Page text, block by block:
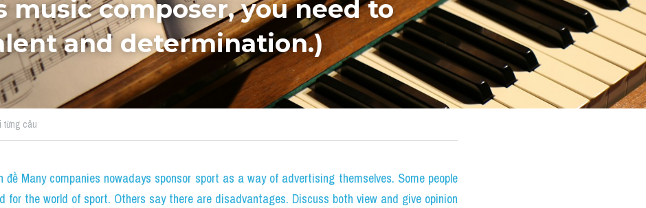
music composer, you need to
and determination.)
từng câu
đề Many companies nowadays sponsor sport as a way of advertising themselves. Some people
the world of sport. Others say there are disadvantages. Discuss both view and give opinion